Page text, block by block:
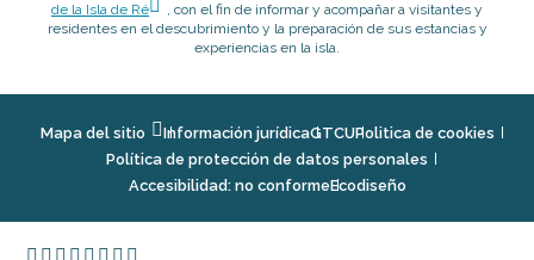
de la Isla de Ré
, con el fin de informar y acompañar a visitantes y
residentes en el descubrimiento y la preparación de sus estancias y
experiencias en la isla.
Mapa del sitio Información jurídicaGTCUPolitica de cookies
Política de protección de datos personales
Accesibilidad: no conformeEcodiseño